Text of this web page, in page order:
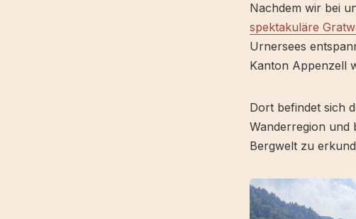
Nachdem wir bei
spektakuläre
Urnersees
Kanton Appenzell
Dort befindet sich
Wanderregion und
Bergwelt zu